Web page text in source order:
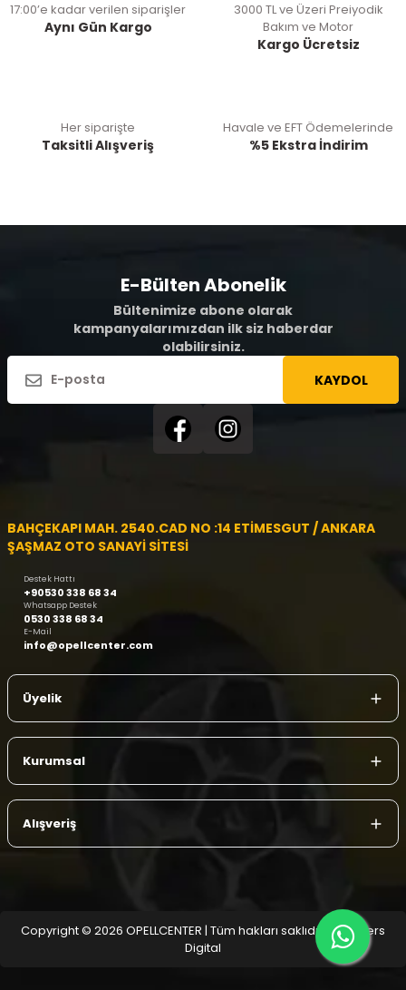
17:00’e kadar verilen siparişler
Aynı Gün Kargo
3000 TL ve Üzeri Preiyodik
Bakım ve Motor
Kargo Ücretsiz
Her siparişte
Taksitli Alışveriş
Havale ve EFT Ödemelerinde
%5 Ekstra İndirim
E-Bülten Abonelik
Bültenimize abone olarak
kampanyalarımızdan ilk siz haberdar
olabilirsiniz.
KAYDOL
BAHÇEKAPI MAH. 2540.CAD NO :14 ETİMESGUT / ANKARA
ŞAŞMAZ OTO SANAYİ SİTESİ
Destek Hattı
+90530 338 68 34
Whatsapp Destek
0530 338 68 34
E-Mail
info@opellcenter.com
Üyelik
Kurumsal
Alışveriş
Copyright © 2026 OPELLCENTER | Tüm hakları saklıdır.
| Reliefers
Digital